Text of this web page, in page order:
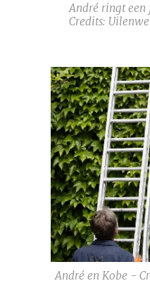
André ringt
Credits:
André en Kobe -